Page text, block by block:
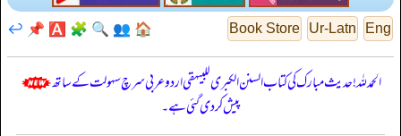
Eng
Ur-Latn
Book Store
🏠
👥
🔍
🧩
🅰️
📌
↩️
الحمدللہ! حدیث مبارک کی کتاب السنن الكبرى للبيهقي اردو عربی سرچ سہولت کے ساتھ
پیش کر دی گئی ہے۔